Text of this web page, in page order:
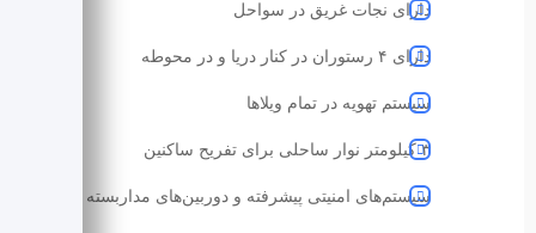
دارای نجات غریق در سواحل
دارای ۴ رستوران در کنار دریا و در محوطه
سیستم تهویه در تمام ویلاها
۳ کیلومتر نوار ساحلی برای تفریح ساکنین
سیستم‌‌های امنیتی پیشرفته و دوربین‌‌های مداربسته